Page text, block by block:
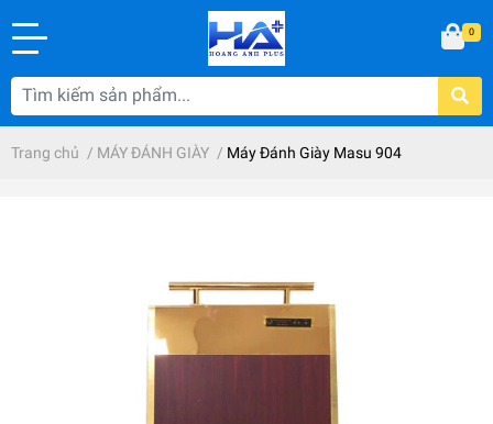
0
Trang chủ / MÁY ĐÁNH GIÀY / Máy Đánh Giày Masu 904